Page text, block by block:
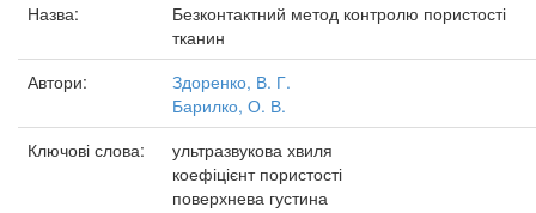
Назва:
Безконтактний метод контролю пористості
тканин
Автори:
Здоренко, В. Г.
Барилко, О. В.
Ключові слова:
ультразвукова хвиля
коефіцієнт пористості
поверхнева густина